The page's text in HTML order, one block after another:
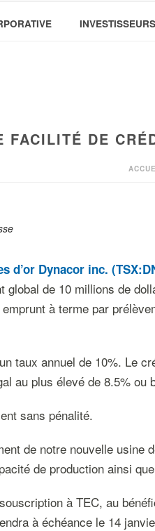
INVESTISSEURS
FACILITÉ DE
d’or Dynacor inc.
de 10 millions de
à terme par
taux annuel de 10%. Le
au plus élevé de 8.5% ou
sans pénalité.
de notre nouvelle
de production ainsi
à TEC, au
à échéance le 14